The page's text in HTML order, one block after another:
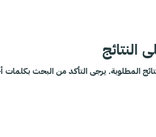
النتائج
المطلوبة. يرجى التأكد من البحث